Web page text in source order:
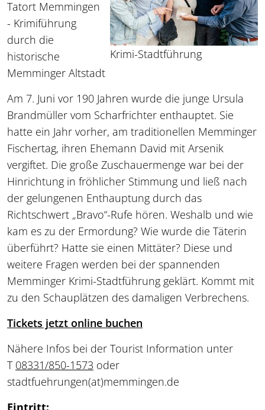
Krimi-Stadtführung
Tatort Memmingen
- Krimiführung
durch die
historische
Memminger Altstadt
Am 7. Juni vor 190 Jahren wurde die junge Ursula
Brandmüller vom Scharfrichter enthauptet. Sie
hatte ein Jahr vorher, am traditionellen Memminger
Fischertag, ihren Ehemann David mit Arsenik
vergiftet. Die große Zuschauermenge war bei der
Hinrichtung in fröhlicher Stimmung und ließ nach
der gelungenen Enthauptung durch das
Richtschwert „Bravo“-Rufe hören. Weshalb und wie
kam es zu der Ermordung? Wie wurde die Täterin
überführt? Hatte sie einen Mittäter? Diese und
weitere Fragen werden bei der spannenden
Memminger Krimi-Stadtführung geklärt. Kommt mit
zu den Schauplätzen des damaligen Verbrechens.
Tickets jetzt online buchen
Nähere Infos bei der Tourist Information unter
T 08331/850-1573 oder
stadtfuehrungen(at)memmingen.de